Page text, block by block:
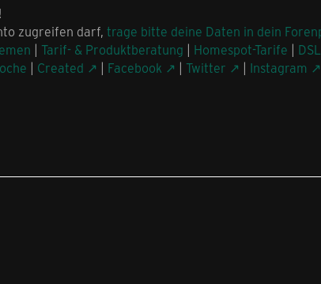
zugreifen darf, trage bitte deine Daten in dein
| Tarif- & Produktberatung | Homespot-Tarife |
| Created | Facebook | Twitter | Instagram